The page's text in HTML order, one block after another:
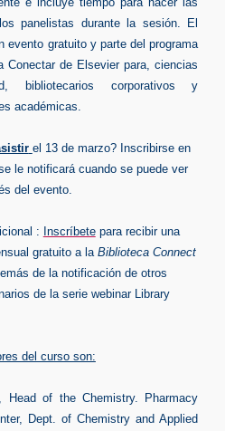
panelistas durante la sesión. El
evento gratuito y parte del programa
Conectar de Elsevier para, ciencias
bibliotecarios corporativos y
académicas.
el 13 de marzo? Inscribirse en
le notificará cuando se puede ver
del evento.
: Inscríbetepara recibir una
gratuito a la Biblioteca Connect
de la notificación de otros
de la serie webinar Library
del curso son:
Head of the Chemistry. Pharmacy
Dept. of Chemistry and Applied